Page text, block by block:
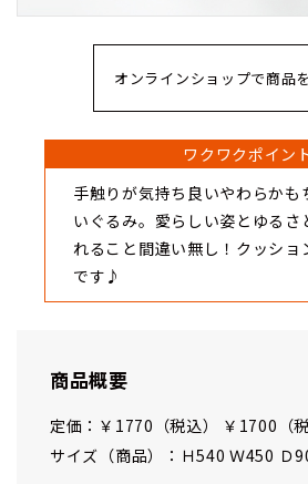
オンラインショップで商品
ワクワクポイン
手触りが気持ち良いやわらかも
いぐるみ。愛らしい姿とゆるさ
れること間違い無し！クッショ
です♪
商品概要
定価：￥1770（税込） ￥1700（税
サイズ（商品）：Ｈ540 Ｗ450 Ｄ